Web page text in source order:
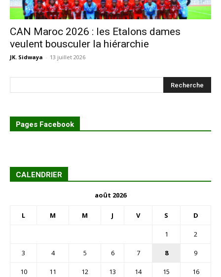
CAN Maroc 2026 : les Etalons dames
veulent bousculer la hiérarchie
JK. Sidwaya - 13 juillet 2026
Pages Facebook
CALENDRIER
août 2026
L M M J V S D
1 2
3 4 5 6 7 8 9
10 11 12 13 14 15 16